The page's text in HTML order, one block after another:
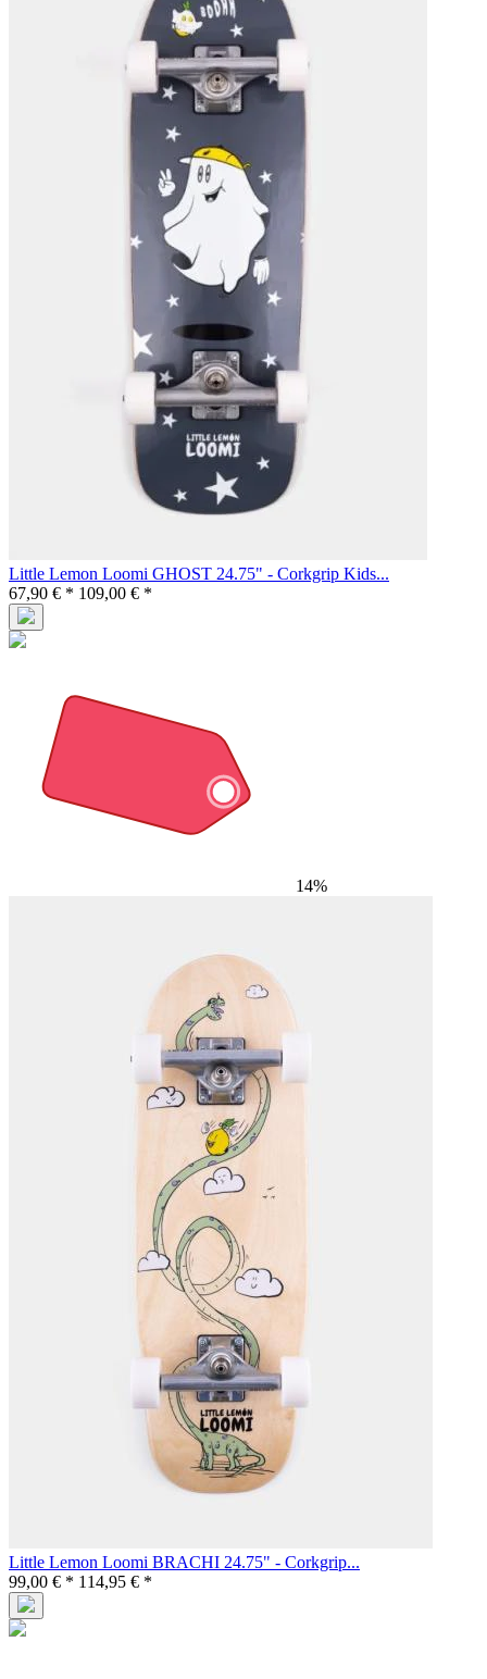
Little Lemon Loomi GHOST 24.75" - Corkgrip Kids...
67,90 € * 109,00 € *
14%
Little Lemon Loomi BRACHI 24.75" - Corkgrip...
99,00 € * 114,95 € *